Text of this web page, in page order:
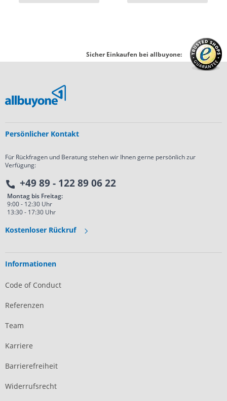
Sicher Einkaufen bei allbuyone:
Persönlicher Kontakt
Für Rückfragen und Beratung stehen wir Ihnen gerne persönlich zur
Verfügung:
+49 89 - 122 89 06 22
Montag bis Freitag:
9:00 - 12:30 Uhr
13:30 - 17:30 Uhr
Kostenloser Rückruf
Informationen
Code of Conduct
Referenzen
Team
Karriere
Barrierefreiheit
Widerrufsrecht